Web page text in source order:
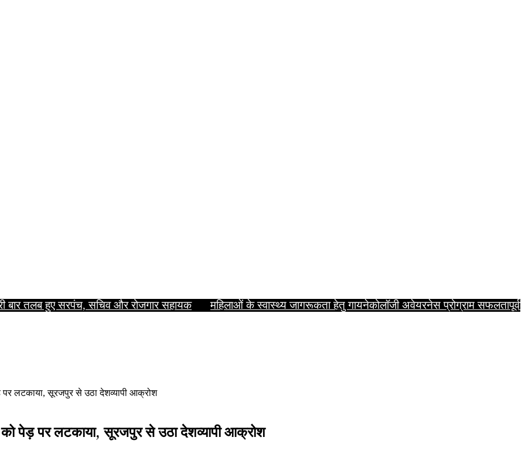
बार तलब हुए सरपंच, सचिव और रोजगार सहायक महिलाओं के स्वास्थ्य जागरूकता हेतु गायनेकोलॉजी अवेयरनेस प्रोग्राम
लटकाया, सूरजपुर से उठा देशव्यापी आक्रोश
पेड़ पर लटकाया, सूरजपुर से उठा देशव्यापी आक्रोश